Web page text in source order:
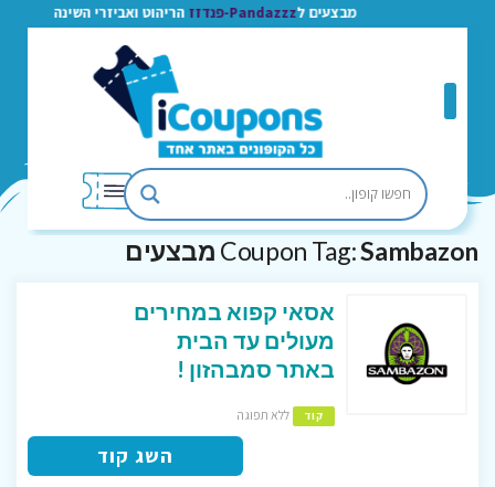
מבצעים לPandazzz-פנדזז הריהוט ואביזרי השינה
Coupon Tag:Sambazon מבצעים
אסאי קפוא במחירים
מעולים עד הבית
באתר סמבהזון !
קוד ללא תפוגה
השג קוד